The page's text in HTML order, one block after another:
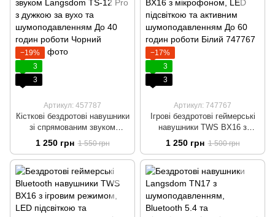
−19%
3
3
Артикул: 457787
Кісткові бездротові навушники
зі спрямованим звуком
Langsdom TS-12 Pro з дужкою
за вухо та шумоподавленням
До 40 годин роботи Чорний
1 250 грн 1 550 грн
−17%
3
3
Артикул: 747767
Ігрові бездротові геймерські
навушники TWS BX16 з
мікрофоном, LED підсвіткою
та активним
шумоподавленням До 60
годин роботи Білий
1 250 грн 1 500 грн